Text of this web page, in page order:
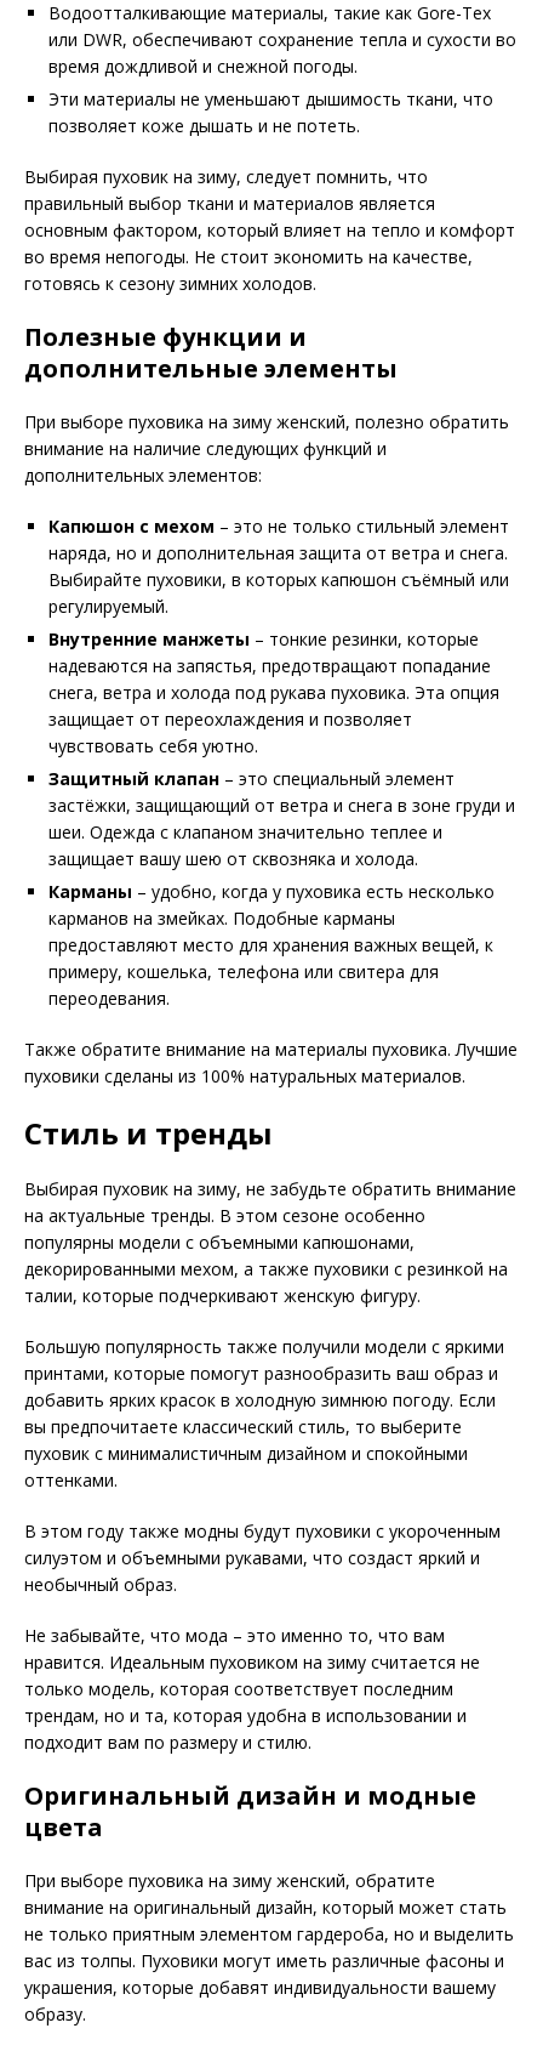
Водоотталкивающие материалы, такие как Gore-Tex
или DWR, обеспечивают сохранение тепла и сухости во
время дождливой и снежной погоды.
Эти материалы не уменьшают дышимость ткани, что
позволяет коже дышать и не потеть.
Выбирая пуховик на зиму, следует помнить, что
правильный выбор ткани и материалов является
основным фактором, который влияет на тепло и комфорт
во время непогоды. Не стоит экономить на качестве,
готовясь к сезону зимних холодов.
Полезные функции и
дополнительные элементы
При выборе пуховика на зиму женский, полезно обратить
внимание на наличие следующих функций и
дополнительных элементов:
Капюшон с мехом – это не только стильный элемент
наряда, но и дополнительная защита от ветра и снега.
Выбирайте пуховики, в которых капюшон съёмный или
регулируемый.
Внутренние манжеты – тонкие резинки, которые
надеваются на запястья, предотвращают попадание
снега, ветра и холода под рукава пуховика. Эта опция
защищает от переохлаждения и позволяет
чувствовать себя уютно.
Защитный клапан – это специальный элемент
застёжки, защищающий от ветра и снега в зоне груди и
шеи. Одежда с клапаном значительно теплее и
защищает вашу шею от сквозняка и холода.
Карманы – удобно, когда у пуховика есть несколько
карманов на змейках. Подобные карманы
предоставляют место для хранения важных вещей, к
примеру, кошелька, телефона или свитера для
переодевания.
Также обратите внимание на материалы пуховика. Лучшие
пуховики сделаны из 100% натуральных материалов.
Стиль и тренды
Выбирая пуховик на зиму, не забудьте обратить внимание
на актуальные тренды. В этом сезоне особенно
популярны модели с объемными капюшонами,
декорированными мехом, а также пуховики с резинкой на
талии, которые подчеркивают женскую фигуру.
Большую популярность также получили модели с яркими
принтами, которые помогут разнообразить ваш образ и
добавить ярких красок в холодную зимнюю погоду. Если
вы предпочитаете классический стиль, то выберите
пуховик с минималистичным дизайном и спокойными
оттенками.
В этом году также модны будут пуховики с укороченным
силуэтом и объемными рукавами, что создаст яркий и
необычный образ.
Не забывайте, что мода – это именно то, что вам
нравится. Идеальным пуховиком на зиму считается не
только модель, которая соответствует последним
трендам, но и та, которая удобна в использовании и
подходит вам по размеру и стилю.
Оригинальный дизайн и модные
цвета
При выборе пуховика на зиму женский, обратите
внимание на оригинальный дизайн, который может стать
не только приятным элементом гардероба, но и выделить
вас из толпы. Пуховики могут иметь различные фасоны и
украшения, которые добавят индивидуальности вашему
образу.